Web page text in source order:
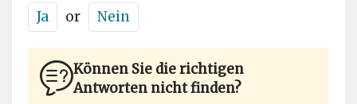
Ja
or Nein
Können Sie die richtigen
Antworten nicht finden?